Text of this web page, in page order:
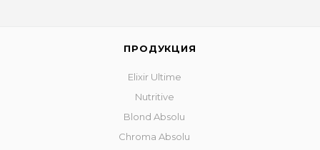
ПРОДУКЦИЯ
Elixir Ultime
Nutritive
Blond Absolu
Chroma Absolu